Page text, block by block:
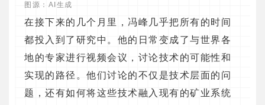
图源：AI生成
在接下来的几个月里，冯峰几乎把所有的时间
都投入到了研究中。他的日常变成了与世界各
地的专家进行视频会议，讨论技术的可能性和
实现的路径。他们讨论的不仅是技术层面的问
题，还有如何将这些技术融入现有的矿业系统